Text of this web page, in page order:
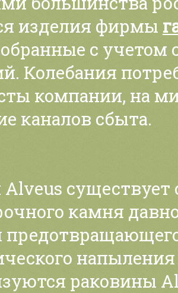
изделия фирмы
с
Колебания
компании, на
каналов сбыта.
камня
раковины